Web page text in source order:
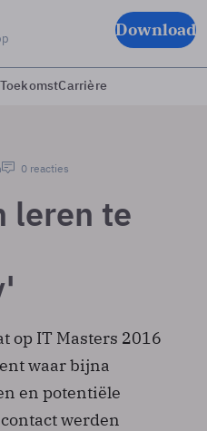
Download
Carrière
0 reacties
leren te
op IT Masters 2016
waar bijna
en potentiële
werden